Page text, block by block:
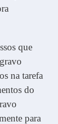
que
na tarefa
do
para